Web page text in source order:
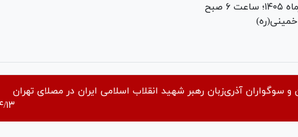
سوگواران آذری‌زبان رهبر شهید انقلاب اسلامی ایران در مصلای تهران